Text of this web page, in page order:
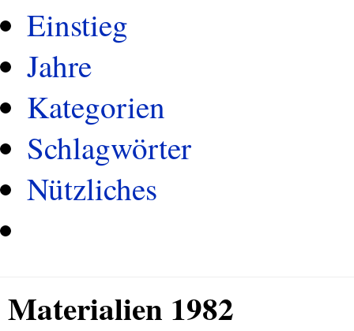
Einstieg
Jahre
Kategorien
Schlagwörter
Nützliches
Materialien 1982